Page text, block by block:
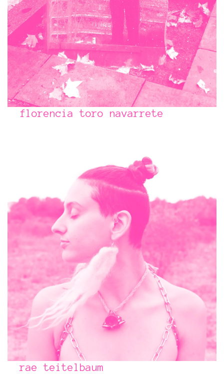
florencia toro navarrete
rae teitelbaum